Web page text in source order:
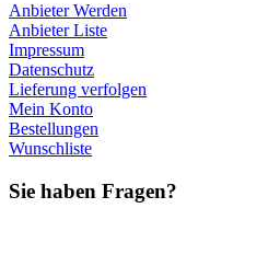
Anbieter Werden
Anbieter Liste
Impressum
Datenschutz
Lieferung verfolgen
Mein Konto
Bestellungen
Wunschliste
Sie haben Fragen?